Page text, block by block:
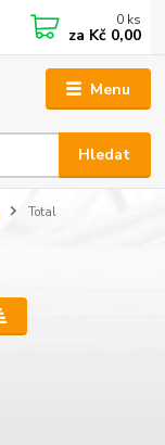
Menu
Hledat
0 ks
za Kč 0,00
Total